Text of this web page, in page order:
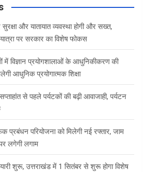
सुरक्षा और यातायात व्यवस्था होगी और सख्त,
पर सरकार का विशेष फोकस
में विज्ञान प्रयोगशालाओं के आधुनिकीकरण की
आधुनिक प्रयोगात्मक शिक्षा
से पहले पर्यटकों की बढ़ी आवाजाही, पर्यटन
प्रबंधन परियोजना को मिलेगी नई रफ्तार, जाम
लगेगी लगाम
शुरू, उत्तराखंड में 1 सितंबर से शुरू होगा विशेष